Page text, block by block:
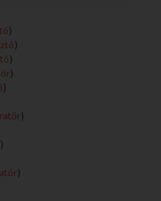
készítenek,
a számára hasznos
sok család
nyugdíjasokat,
meg hétköznap a
a megszokott
és
két órában.
adásonként változó.
)
)
)
)
)
)
)
)